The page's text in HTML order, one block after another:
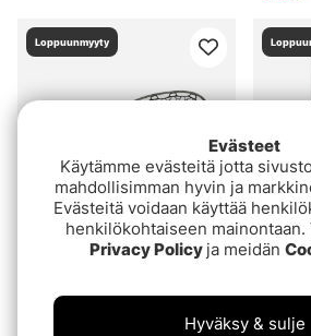
Loppuunmyyty
Fishpond Nomad Yampa
€4.60
Evästeet
Käytämme evästeitä jotta
mahdollisimman hyvin ja
Evästeitä voidaan käyttää
henkilökohtaiseen mainontaan.
Privacy Policy ja meidän
Hyväksy & sulje